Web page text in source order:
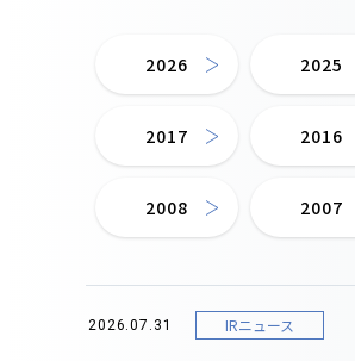
2026 2025
2017 2016
2008 2007
2026.07.31 IRニュース